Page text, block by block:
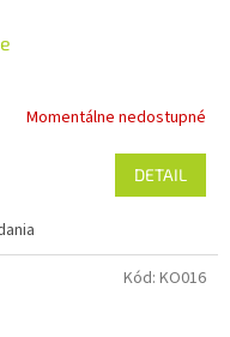
Momentálne nedostupné
DETAIL
Kód: KO016